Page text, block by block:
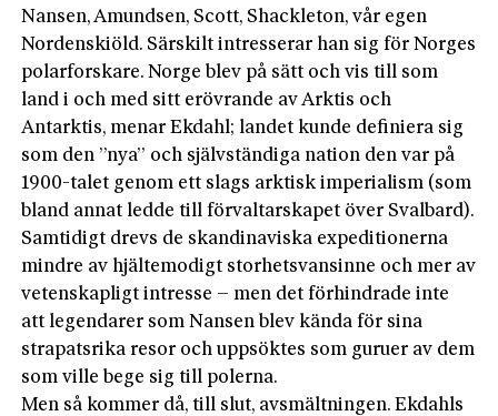
Nansen, Amundsen, Scott, Shackleton, vår egen
Nordenskiöld. Särskilt intresserar han sig för Norges
polarforskare. Norge blev på sätt och vis till som
land i och med sitt erövrande av Arktis och
Antarktis, menar Ekdahl; landet kunde definiera sig
som den ”nya” och självständiga nation den var på
1900-talet genom ett slags arktisk imperialism (som
bland annat ledde till förvaltarskapet över Svalbard).
Samtidigt drevs de skandinaviska expeditionerna
mindre av hjältemodigt storhetsvansinne och mer av
vetenskapligt intresse – men det förhindrade inte
att legendarer som Nansen blev kända för sina
strapatsrika resor och uppsöktes som guruer av dem
som ville bege sig till polerna.
Men så kommer då, till slut, avsmältningen. Ekdahls